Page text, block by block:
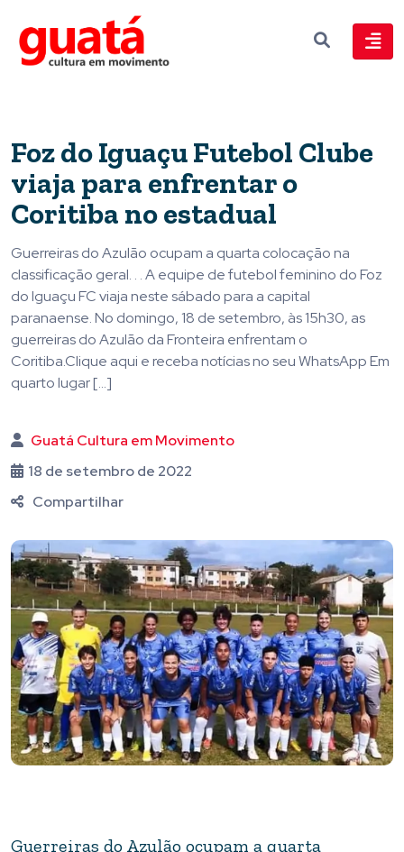
Foz do Iguaçu Futebol Clube
viaja para enfrentar o
Coritiba no estadual
Guerreiras do Azulão ocupam a quarta colocação na
classificação geral. . . A equipe de futebol feminino do Foz
do Iguaçu FC viaja neste sábado para a capital
paranaense. No domingo, 18 de setembro, às 15h30, as
guerreiras do Azulão da Fronteira enfrentam o
Coritiba.Clique aqui e receba notícias no seu WhatsApp Em
quarto lugar […]
Guatá Cultura em Movimento
18 de setembro de 2022
Compartilhar
Guerreiras do Azulão ocupam a quarta